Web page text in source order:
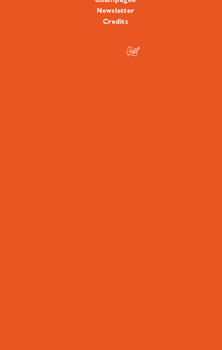
Newsletter
Credits